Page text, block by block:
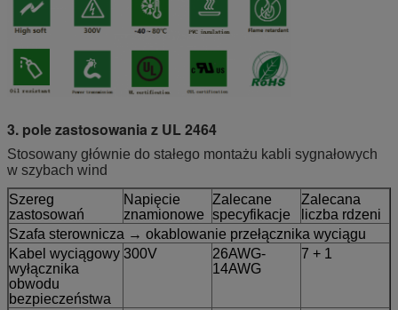
3. pole zastosowania z UL 2464
Stosowany głównie do stałego montażu kabli sygnałowych
w szybach wind
Szereg
zastosowań
Napięcie
znamionowe
Zalecane
specyfikacje
Zalecana
liczba rdzeni
Szafa sterownicza → okablowanie przełącznika wyciągu
Kabel wyciągowy
wyłącznika
obwodu
bezpieczeństwa
300V
26AWG-
14AWG
7 + 1